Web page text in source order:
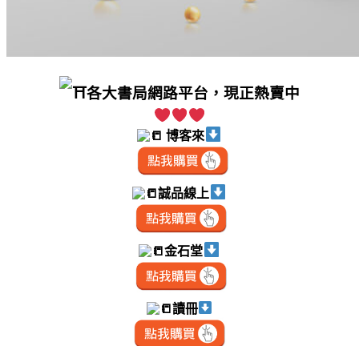
各大書局網路平台，現正熱賣中
博客來
誠品線上
金石堂
讀冊